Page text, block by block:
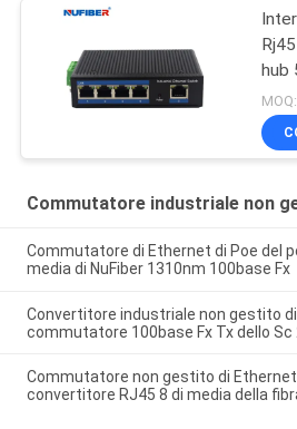
hub
di
Commutatore industriale non
Commutatore di Ethernet di Poe del
media di NuFiber 1310nm 100base Fx
Convertitore industriale non gestito
commutatore 100base Fx Tx dello Sc
Commutatore non gestito di Ethernet
convertitore RJ45 8 di media della